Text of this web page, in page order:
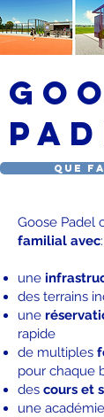
Que
Goose Padel
familial avec:
une
des terrains
une
rapide
de multiples
pour chaque
des cours et
une